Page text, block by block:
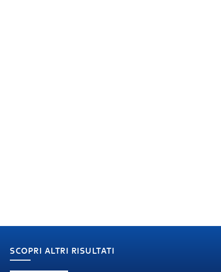
SCOPRI ALTRI RISULTATI